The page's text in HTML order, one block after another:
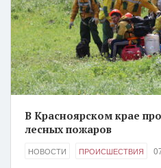
В Красноярском крае
лесных пожаров
НОВОСТИ ПРОИСШЕСТВИЯ